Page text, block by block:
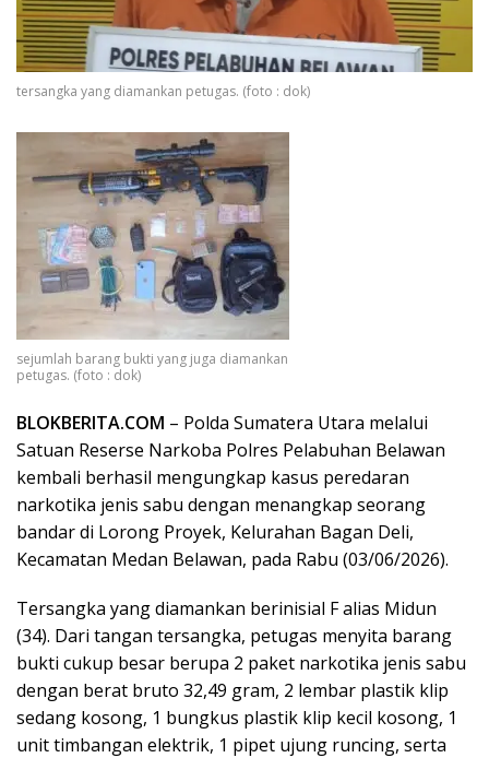
tersangka yang diamankan petugas. (foto : dok)
sejumlah barang bukti yang juga diamankan
petugas. (foto : dok)
BLOKBERITA.COM – Polda Sumatera Utara melalui
Satuan Reserse Narkoba Polres Pelabuhan Belawan
kembali berhasil mengungkap kasus peredaran
narkotika jenis sabu dengan menangkap seorang
bandar di Lorong Proyek, Kelurahan Bagan Deli,
Kecamatan Medan Belawan, pada Rabu (03/06/2026).
Tersangka yang diamankan berinisial F alias Midun
(34). Dari tangan tersangka, petugas menyita barang
bukti cukup besar berupa 2 paket narkotika jenis sabu
dengan berat bruto 32,49 gram, 2 lembar plastik klip
sedang kosong, 1 bungkus plastik klip kecil kosong, 1
unit timbangan elektrik, 1 pipet ujung runcing, serta